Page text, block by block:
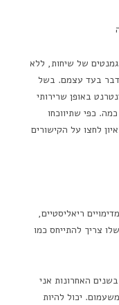
של שיחות, ללא
בעד עצמם. בשל
באופן שרירותי
כפי שתיווכחו
לחצו על הקישורים
ריאליסטיים,
צריך להתייחס כמו
האחרונות אני
יכול להיות